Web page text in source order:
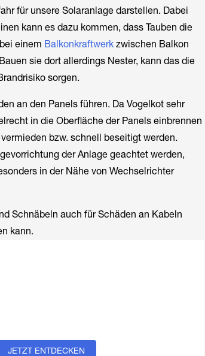
für unsere Solaranlage darstellen. Dabei
kann es dazu kommen, dass Tauben die
einem Balkonkraftwerkzwischen Balkon
sie dort allerdings Nester, kann das die
sorgen.
an den Panels führen. Da Vogelkot sehr
in die Oberfläche der Panels einbrennen
bzw. schnell beseitigt werden.
der Anlage geachtet werden,
in der Nähe von Wechselrichter
Schnäbeln auch für Schäden an Kabeln
kann.
JETZT ENTDECKEN